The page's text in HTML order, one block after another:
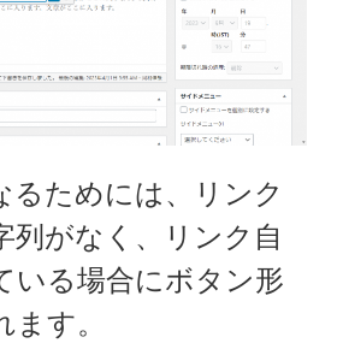
るためには、リンク
列がなく、リンク自
いる場合にボタン形
す。